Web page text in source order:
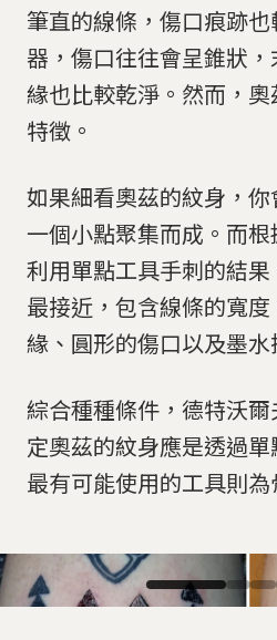
筆直的線條，傷口痕跡
器，傷口往往會呈錐狀
緣也比較乾淨。然而，
特徵。
如果細看奧茲的紋身，
一個小點聚集而成。而根
利用單點工具手刺的結
最接近，包含線條的寬
緣、圓形的傷口以及墨水
綜合種種條件，德特沃
定奧茲的紋身應是透過單
最有可能使用的工具則為